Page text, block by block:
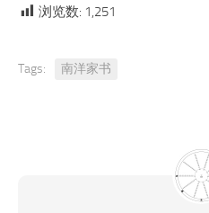
浏览数: 1,251
Tags: 南洋家书